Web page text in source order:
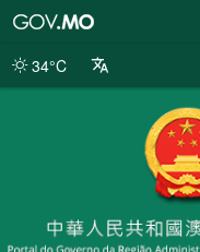
da
34°C